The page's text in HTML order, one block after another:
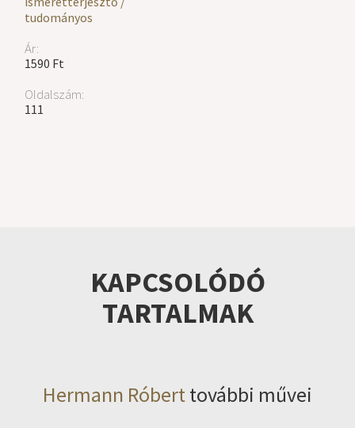
tudományos
Ár:
1590 Ft
Oldalszám:
111
KAPCSOLÓDÓ
TARTALMAK
Hermann Róberttovábbi művei